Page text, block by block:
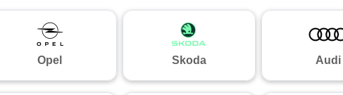
Opel Skoda Audi